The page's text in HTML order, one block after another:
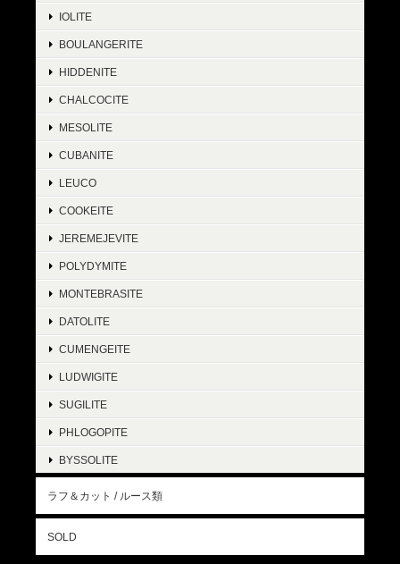
IOLITE
BOULANGERITE
HIDDENITE
CHALCOCITE
MESOLITE
CUBANITE
LEUCO
COOKEITE
JEREMEJEVITE
POLYDYMITE
MONTEBRASITE
DATOLITE
CUMENGEITE
LUDWIGITE
SUGILITE
PHLOGOPITE
BYSSOLITE
ラフ＆カット / ルース類
SOLD